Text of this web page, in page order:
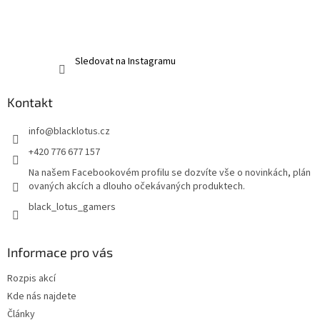
Sledovat na Instagramu
Kontakt
info@blacklotus.cz
+420 776 677 157
Na našem Facebookovém profilu se dozvíte vše o novinkách, plán
ovaných akcích a dlouho očekávaných produktech.
black_lotus_gamers
Informace pro vás
Rozpis akcí
Kde nás najdete
Články